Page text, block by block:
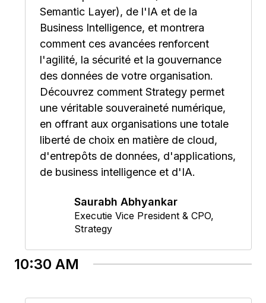
Semantic Layer), de l'IA et de la
Business Intelligence, et montrera
comment ces avancées renforcent
l'agilité, la sécurité et la gouvernance
des données de votre organisation.
Découvrez comment Strategy permet
une véritable souveraineté numérique,
en offrant aux organisations une totale
liberté de choix en matière de cloud,
d'entrepôts de données, d'applications,
de business intelligence et d'IA.
Saurabh Abhyankar
Executie Vice President & CPO,
Strategy
10:30 AM